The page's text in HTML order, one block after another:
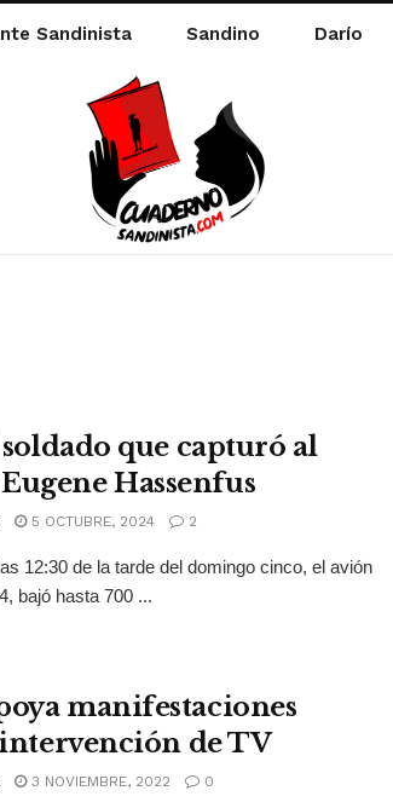
Sandinista Sandino Darío
que capturó al
Hassenfus
5 OCTUBRE, 2024 2
12:30 de la tarde del domingo cinco, el avión
bajó hasta 700 ...
manifestaciones
de TV
3 NOVIEMBRE, 2022 0